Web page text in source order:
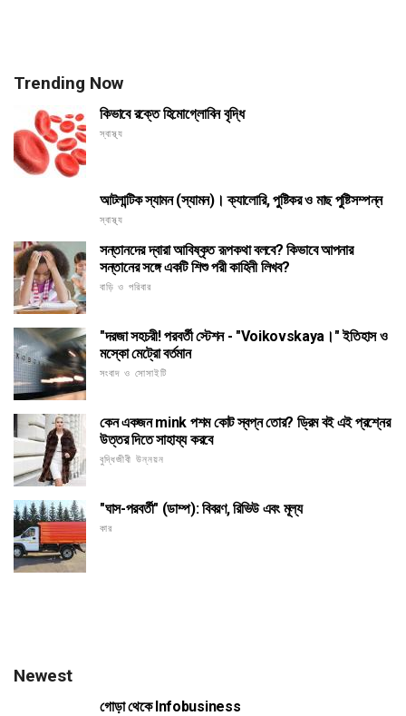
Trending Now
কিভাবে রক্তে হিমোগ্লোবিন বৃদ্ধি
স্বাস্থ্য
আটলান্টিক স্যামন (স্যামন)। ক্যালোরি, পুষ্টিকর ও মাছ পুষ্টিসম্পন্ন
স্বাস্থ্য
সন্তানদের দ্বারা আবিষ্কৃত রূপকথা বলবে? কিভাবে আপনার
সন্তানের সঙ্গে একটি শিশু পরী কাহিনী লিখব?
বাড়ি ও পরিবার
"দরজা সহচরী! পরবর্তী স্টেশন - "Voikovskaya।" ইতিহাস ও
মস্কো মেট্রো বর্তমান
সংবাদ ও সোসাইটি
কেন একজন mink পশম কোট স্বপ্ন তোর? ড্রিম বই এই প্রশ্নের
উত্তর দিতে সাহায্য করবে
বুদ্ধিজীবী উন্নয়ন
"ঘাস-পরবর্তী" (ডাম্প): বিবরণ, রিভিউ এবং মূল্য
কার
Newest
গোড়া থেকে Infobusiness